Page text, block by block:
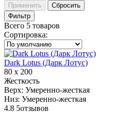
Применить
Сбросить
Фильтр
Всего 5 товаров
Сортировка:
Dark Lotus (Дарк Лотус)
80 х 200
Жесткость
Верх: Умеренно-жесткая
Низ: Умеренно-жесткая
4.8 5отзывов